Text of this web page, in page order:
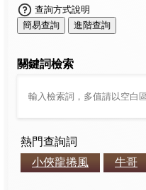
查詢方式說明
簡易查詢
進階查詢
關鍵詞檢索
熱門查詢詞
小俠龍捲風
牛哥